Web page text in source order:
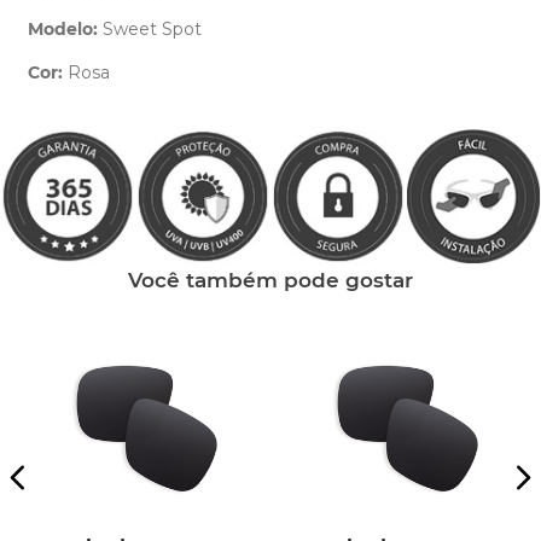
Modelo: Sweet Spot
Cor: Rosa
Você também pode gostar